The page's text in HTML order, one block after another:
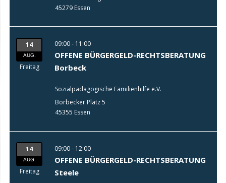
45279 Essen
14
AUG.
Freitag
09:00 - 11:00
OFFENE BÜRGERGELD-RECHTSBERATUNG
Borbeck
Sozialpädagogische Familienhilfe e.V.
Borbecker Platz 5
45355 Essen
14
AUG.
Freitag
09:00 - 12:00
OFFENE BÜRGERGELD-RECHTSBERATUNG
Steele